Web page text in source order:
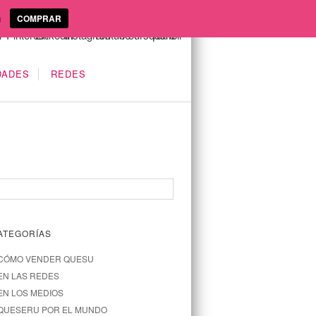
REDES
VENDER QUESU
LAS REDES
LOS MEDIOS
POR EL MUNDO
COMPRAR